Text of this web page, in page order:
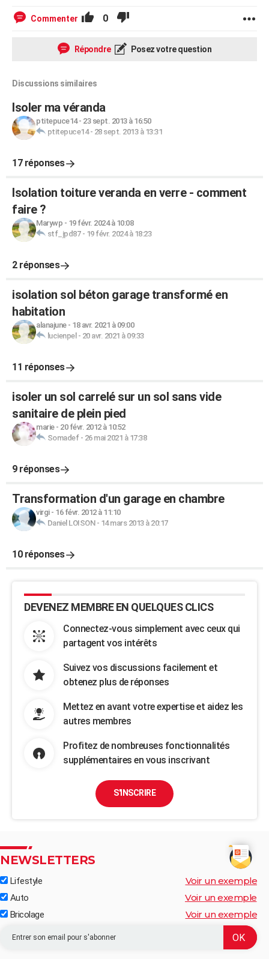
Commenter 0
Répondre Posez votre question
Discussions similaires
Isoler ma véranda
ptitepuce14- 23 sept. 2013 à 16:50
ptitepuce14- 28 sept. 2013 à 13:31
17 réponses
Isolation toiture veranda en verre - comment
faire ?
Marywp - 19 févr. 2024 à 10:08
stf_jpd87- 19 févr. 2024 à 18:23
2 réponses
isolation sol béton garage transformé en
habitation
alanajune- 18 avr. 2021 à 09:00
lucienpel - 20 avr. 2021 à 09:33
11 réponses
isoler un sol carrelé sur un sol sans vide
sanitaire de plein pied
marie- 20 févr. 2012 à 10:52
Somadef- 26 mai 2021 à 17:38
9 réponses
Transformation d'un garage en chambre
virgi- 16 févr. 2012 à 11:10
Daniel LOISON- 14 mars 2013 à 20:17
10 réponses
DEVENEZ MEMBRE EN QUELQUES CLICS
Connectez-vous simplement avec ceux qui
partagent vos intérêts
Suivez vos discussions facilement et
obtenez plus de réponses
Mettez en avant votre expertise et aidez les
autres membres
Profitez de nombreuses fonctionnalités
supplémentaires en vous inscrivant
S'INSCRIRE
NEWSLETTERS
Lifestyle Voir un exemple
Auto Voir un exemple
Bricolage Voir un exemple